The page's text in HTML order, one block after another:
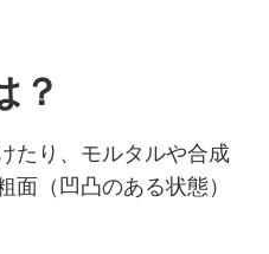
？
たり、モルタルや合成
（凹凸のある状態）